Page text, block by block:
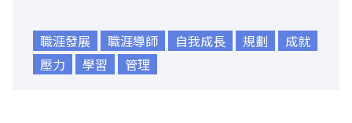
職涯發展 職涯導師 自我成長 規劃
成就
壓力
學習 管理